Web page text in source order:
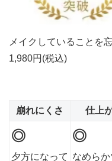
メイクしていることを
1,980円(税込)
崩れにくさ 仕上
◎
夕方になって
◎
なめらか